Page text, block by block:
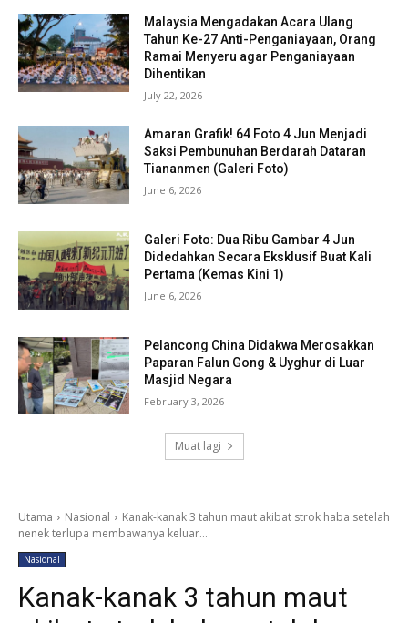
Malaysia Mengadakan Acara Ulang
Tahun Ke-27 Anti-Penganiayaan, Orang
Ramai Menyeru agar Penganiayaan
Dihentikan
July 22, 2026
Amaran Grafik! 64 Foto 4 Jun Menjadi
Saksi Pembunuhan Berdarah Dataran
Tiananmen (Galeri Foto)
June 6, 2026
Galeri Foto: Dua Ribu Gambar 4 Jun
Didedahkan Secara Eksklusif Buat Kali
Pertama (Kemas Kini 1)
June 6, 2026
Pelancong China Didakwa Merosakkan
Paparan Falun Gong & Uyghur di Luar
Masjid Negara
February 3, 2026
Muat lagi